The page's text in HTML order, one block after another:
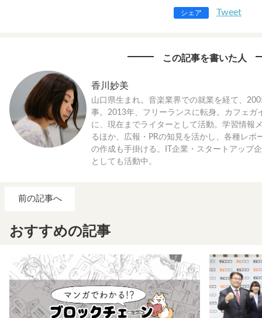
シェア Tweet
この記事を書いた人
香川妙美
山口県生まれ。音楽業界での就業を経て、
事。2013年、フリーランスに転身。カフェガ
に、現在までライターとして活動。学習情報
るほか、広報・PRの知見を活かし、各種レ
の作成も手掛ける。IT企業・スタートアップ
としても活動中。
前の記事へ
おすすめの記事